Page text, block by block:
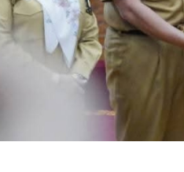
k
a
n
C
a
p
a
i
n